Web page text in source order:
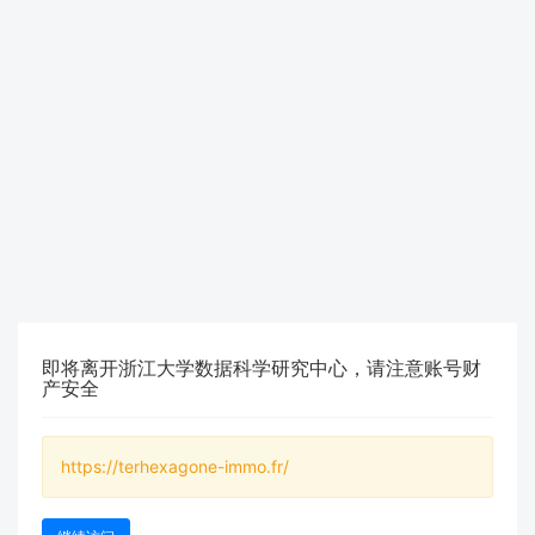
即将离开浙江大学数据科学研究中心，请注意账号财
产安全
https://terhexagone-immo.fr/